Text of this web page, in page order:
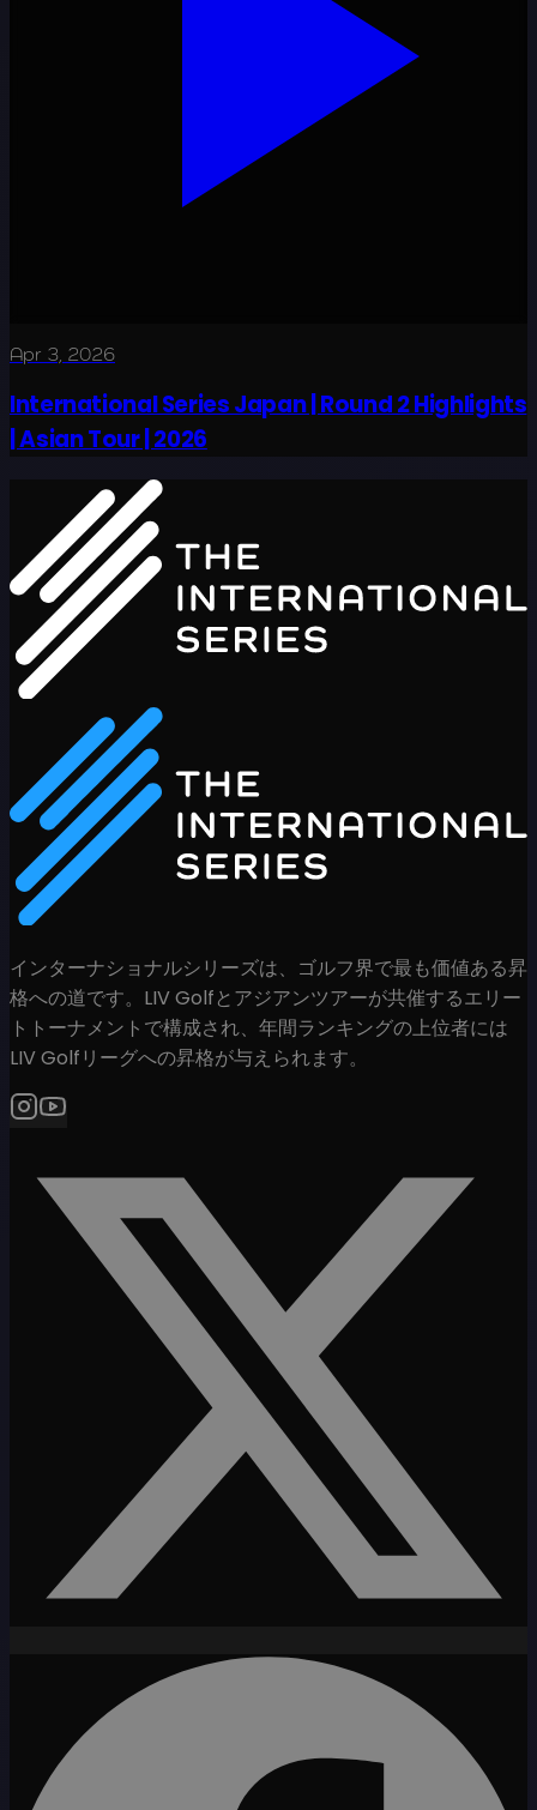
Apr 3, 2026
International Series Japan | Round 2 Highlights
| Asian Tour | 2026
インターナショナルシリーズは、ゴルフ界で最も価値ある昇
格への道です。LIV Golfとアジアンツアーが共催するエリー
トトーナメントで構成され、年間ランキングの上位者には
LIV Golfリーグへの昇格が与えられます。